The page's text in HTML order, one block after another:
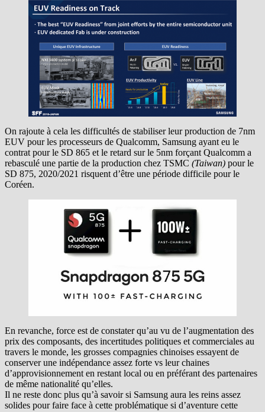
On rajoute à cela les difficultés de stabiliser leur production de 7nm
EUV pour les processeurs de Qualcomm, Samsung ayant eu le
contrat pour le SD 865 et le retard sur le 5nm forçant Qualcomm a
rebasculé une partie de la production chez TSMC (Taiwan) pour le
SD 875, 2020/2021 risquent d’être une période difficile pour le
Coréen.
En revanche, force est de constater qu’au vu de l’augmentation des
prix des composants, des incertitudes politiques et commerciales au
travers le monde, les grosses compagnies chinoises essayent de
conserver une indépendance assez forte vs leur chaines
d’approvisionnement en restant local ou en préférant des partenaires
de même nationalité qu’elles.
Il ne reste donc plus qu’à savoir si Samsung aura les reins assez
solides pour faire face à cette problématique si d’aventure cette